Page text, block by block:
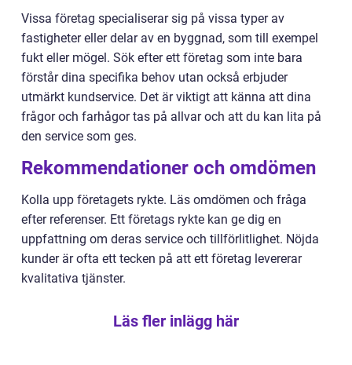
Vissa företag specialiserar sig på vissa typer av
fastigheter eller delar av en byggnad, som till exempel
fukt eller mögel. Sök efter ett företag som inte bara
förstår dina specifika behov utan också erbjuder
utmärkt kundservice. Det är viktigt att känna att dina
frågor och farhågor tas på allvar och att du kan lita på
den service som ges.
Rekommendationer och omdömen
Kolla upp företagets rykte. Läs omdömen och fråga
efter referenser. Ett företags rykte kan ge dig en
uppfattning om deras service och tillförlitlighet. Nöjda
kunder är ofta ett tecken på att ett företag levererar
kvalitativa tjänster.
Läs fler inlägg här